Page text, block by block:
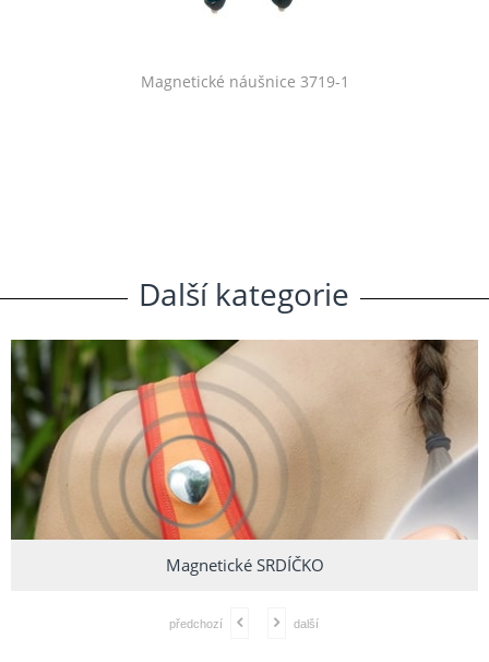
Magnetické náušnice 3719-1
Další. kategorie
Magnetické SRDÍČKO
předchozí další